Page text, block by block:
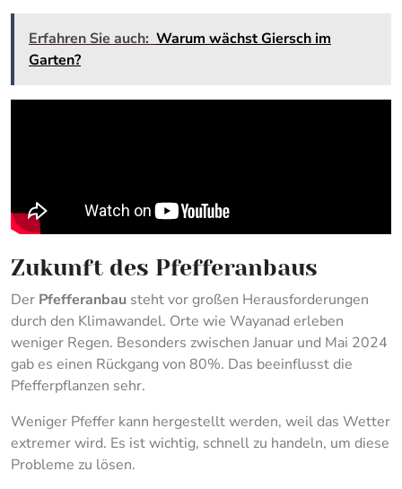
Erfahren Sie auch: Warum wächst Giersch im
Garten?
Zukunft des Pfefferanbaus
Der Pfefferanbau steht vor großen Herausforderungen
durch den Klimawandel. Orte wie Wayanad erleben
weniger Regen. Besonders zwischen Januar und Mai 2024
gab es einen Rückgang von 80%. Das beeinflusst die
Pfefferpflanzen sehr.
Weniger Pfeffer kann hergestellt werden, weil das Wetter
extremer wird. Es ist wichtig, schnell zu handeln, um diese
Probleme zu lösen.